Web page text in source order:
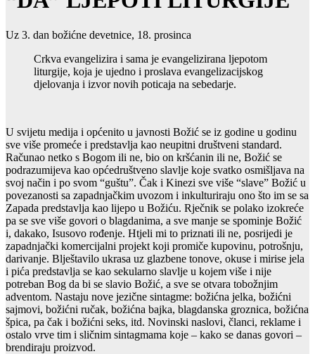
Uz 3. dan božićne devetnice, 18. prosinca
Crkva evangelizira i sama je evangelizirana ljepotom
liturgije, koja je ujedno i proslava evangelizacijskog
djelovanja i izvor novih poticaja na sebedarje.
U svijetu medija i općenito u javnosti Božić se iz godine u godinu
sve više promeće i predstavlja kao neupitni društveni standard.
Računao netko s Bogom ili ne, bio on kršćanin ili ne, Božić se
podrazumijeva kao općedruštveno slavlje koje svatko osmišljava na
svoj način i po svom “guštu”. Čak i Kinezi sve više “slave” Božić u
povezanosti sa zapadnjačkim uvozom i inkulturiraju ono što im se sa
Zapada predstavlja kao lijepo u Božiću. Rječnik se polako izokreće
pa se sve više govori o blagdanima, a sve manje se spominje Božić
i, dakako, Isusovo rođenje. Htjeli mi to priznati ili ne, posrijedi je
zapadnjački komercijalni projekt koji promiče kupovinu, potrošnju,
darivanje. Blještavilo ukrasa uz glazbene tonove, okuse i mirise jela
i pića predstavlja se kao sekularno slavlje u kojem više i nije
potreban Bog da bi se slavio Božić, a sve se otvara tobožnjim
adventom. Nastaju nove jezične sintagme: božićna jelka, božićni
sajmovi, božićni ručak, božićna bajka, blagdanska groznica, božićna
špica, pa čak i božićni seks, itd. Novinski naslovi, članci, reklame i
ostalo vrve tim i sličnim sintagmama koje – kako se danas govori –
brendiraju proizvod.